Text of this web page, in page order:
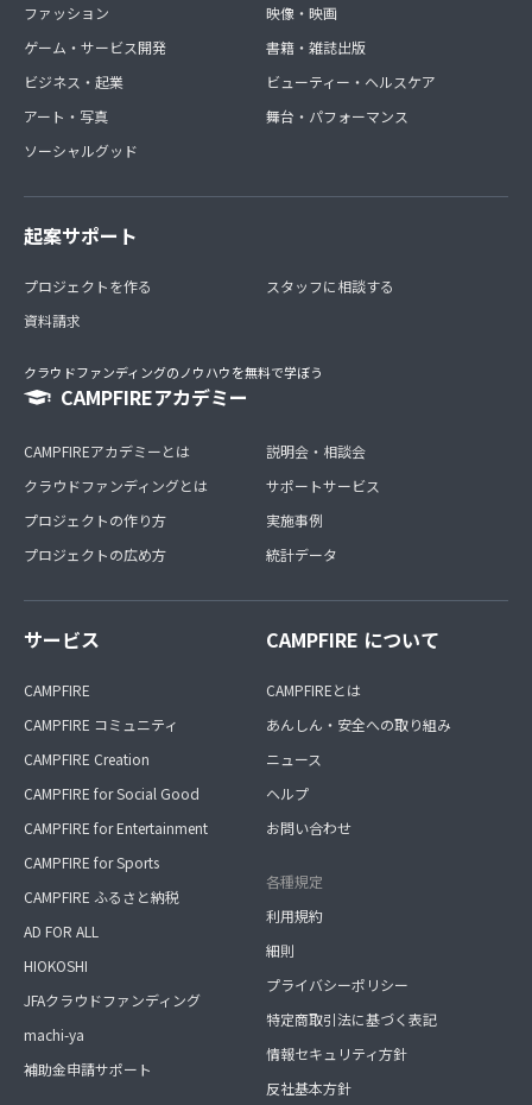
ファッション
ゲーム・サービス開発
ビジネス・起業
アート・写真
ソーシャルグッド
映像・映画
書籍・雑誌出版
ビューティー・ヘルスケア
舞台・パフォーマンス
起案サポート
プロジェクトを作る
資料請求
スタッフに相談する
クラウドファンディングのノウハウを無料で学ぼう
CAMPFIREアカデミー
CAMPFIREアカデミーとは
クラウドファンディングとは
プロジェクトの作り方
プロジェクトの広め方
説明会・相談会
サポートサービス
実施事例
統計データ
サービス
CAMPFIRE
CAMPFIRE コミュニティ
CAMPFIRE Creation
CAMPFIRE for Social Good
CAMPFIRE for Entertainment
CAMPFIRE for Sports
CAMPFIRE ふるさと納税
AD FOR ALL
HIOKOSHI
JFAクラウドファンディング
machi-ya
補助金申請サポート
CAMPFIRE について
CAMPFIREとは
あんしん・安全への取り組み
ニュース
ヘルプ
お問い合わせ
各種規定
利用規約
細則
プライバシーポリシー
特定商取引法に基づく表記
情報セキュリティ方針
反社基本方針